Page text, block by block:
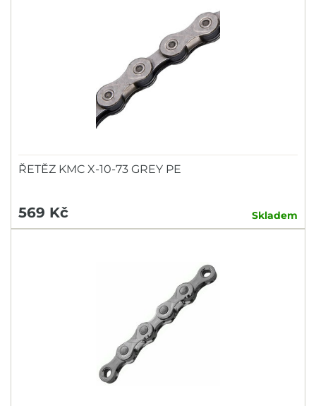
ŘETĚZ KMC X-10-73 GREY PE
569 Kč Skladem